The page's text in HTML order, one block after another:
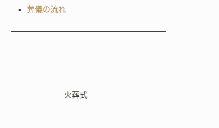
葬儀の流れ
火葬式